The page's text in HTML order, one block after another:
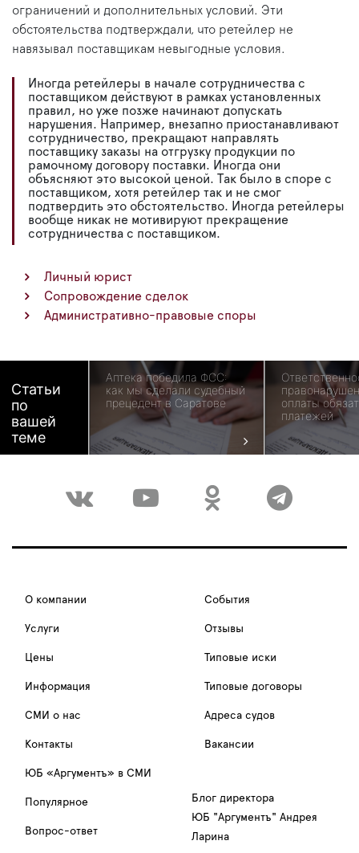
ограничений и дополнительных условий. Эти
обстоятельства подтверждали, что ретейлер не
навязывал поставщикам невыгодные условия.
Иногда ретейлеры в начале сотрудничества с
поставщиком действуют в рамках установленных
правил, но уже позже начинают допускать
нарушения. Например, внезапно приостанавливают
сотрудничество, прекращают направлять
поставщику заказы на отгрузку продукции по
рамочному договору поставки. Иногда они
объясняют это высокой ценой. Так было в споре с
поставщиком, хотя ретейлер так и не смог
подтвердить это обстоятельство. Иногда ретейлеры
вообще никак не мотивируют прекращение
сотрудничества с поставщиком.
Личный юрист
Сопровождение сделок
Административно-правовые споры
Статьи
по
вашей
теме
Аптека победила ФСС:
как мы сделали судебный
прецедент в Саратове
оплаты
платежей
О компании
Услуги
Цены
Информация
СМИ о нас
Контакты
События
Отзывы
Типовые иски
Типовые договоры
Адреса судов
Вакансии
ЮБ «Аргументъ» в СМИ
Популярное
Вопрос-ответ
Блог директора
ЮБ "Аргументъ" Андрея
Ларина